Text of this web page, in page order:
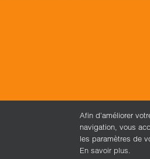
Afin d’améliorer
navigation, vous
les paramètres de
En savoir plus.